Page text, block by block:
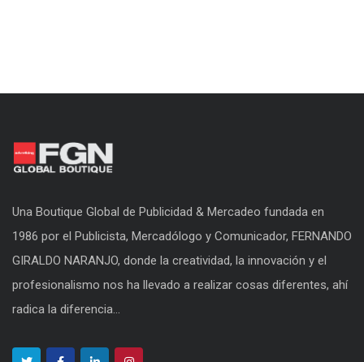
Una Boutique Global de Publicidad & Mercadeo fundada en
1986 por el Publicista, Mercadólogo y Comunicador, FERNANDO
GIRALDO NARANJO, donde la creatividad, la innovación y el
profesionalismo nos ha llevado a realizar cosas diferentes, ahí
radica la diferencia...